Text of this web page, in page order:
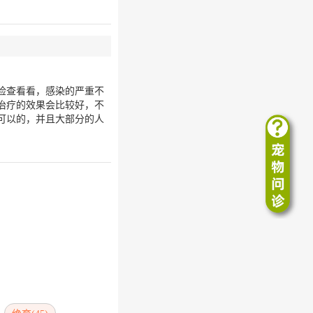
查看看，感染的严重不
疗的效果会比较好，不
以的，并且大部分的人